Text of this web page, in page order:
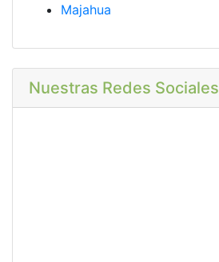
Majahua
Nuestras Redes Sociales